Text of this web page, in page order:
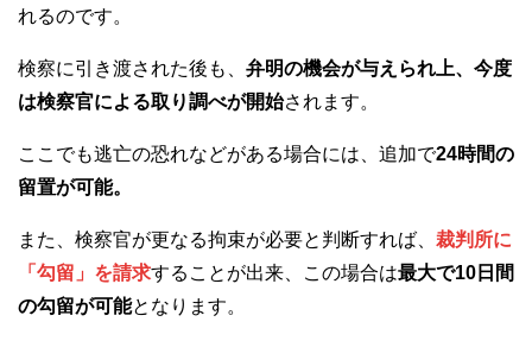
れるのです。
検察に引き渡された後も、 弁明の機会が与えられ上、今度
は検察官による取り調べが開始されます。
ここでも逃亡の恐れなどがある場合には、追加で24時間の
留置が可能。
また、検察官が更なる拘束が必要と判断すれば、 裁判所に
「勾留」を請求することが出来、この場合は最大で10日間
の勾留が可能となります。